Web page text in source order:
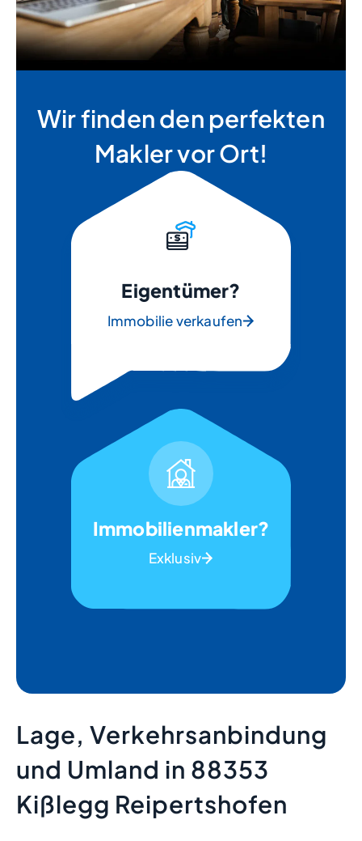
Wir finden den perfekten
Makler vor Ort!
Eigentümer?
Immobilie verkaufen
Immobilienmakler?
Exklusiv
Lage, Verkehrsanbindung
und Umland in 88353
Kißlegg Reipertshofen